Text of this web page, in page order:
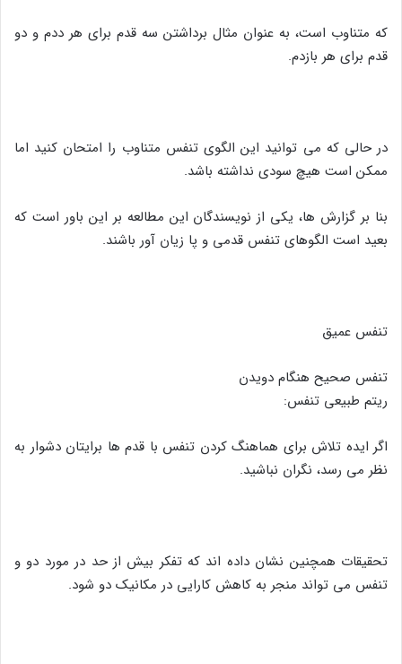
که متناوب است، به عنوان مثال برداشتن سه قدم برای هر ددم و دو
قدم برای هر بازدم.
در حالی که می توانید این الگوی تنفس متناوب را امتحان کنید اما
ممکن است هیچ سودی نداشته باشد.
بنا بر گزارش ها، یکی از نویسندگان این مطالعه بر این باور است که
بعید است الگوهای تنفس قدمی و پا زیان آور باشند.
تنفس عمیق
تنفس صحیح هنگام دویدن
ریتم طبیعی تنفس:
اگر ایده تلاش برای هماهنگ کردن تنفس با قدم ها برایتان دشوار به
نظر می رسد، نگران نباشید.
تحقیقات همچنین نشان داده اند که تفکر بیش از حد در مورد دو و
تنفس می تواند منجر به کاهش کارایی در مکانیک دو شود.